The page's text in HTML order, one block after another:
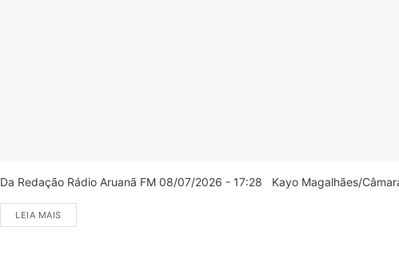
Da Redação Rádio Aruanã FM 08/07/2026 - 17:28 Kayo Magalhães/
LEIA MAIS